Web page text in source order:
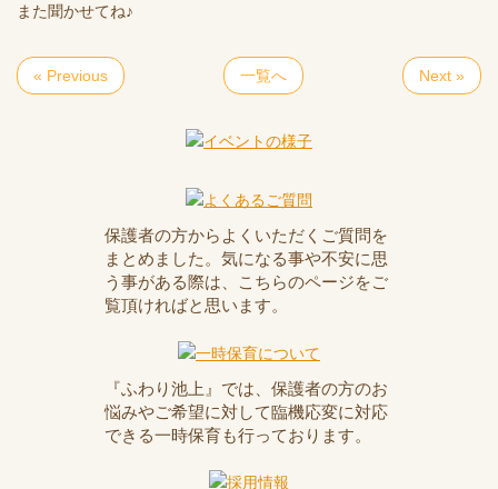
また聞かせてね♪
« Previous 一覧へ Next »
保護者の方からよくいただくご質問を
まとめました。気になる事や不安に思
う事がある際は、こちらのページをご
覧頂ければと思います。
『ふわり池上』では、保護者の方のお
悩みやご希望に対して臨機応変に対応
できる一時保育も行っております。